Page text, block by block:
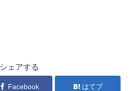
シェアする
Facebook はてブ